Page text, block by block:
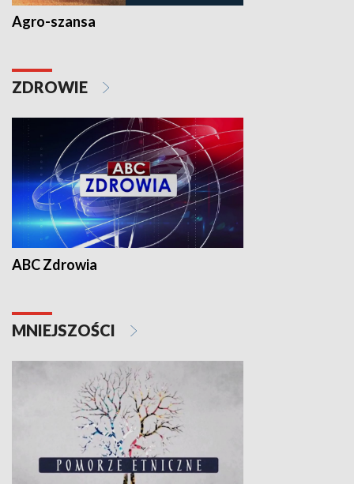
Agro-szansa
ZDROWIE
ABC Zdrowia
MNIEJSZOŚCI